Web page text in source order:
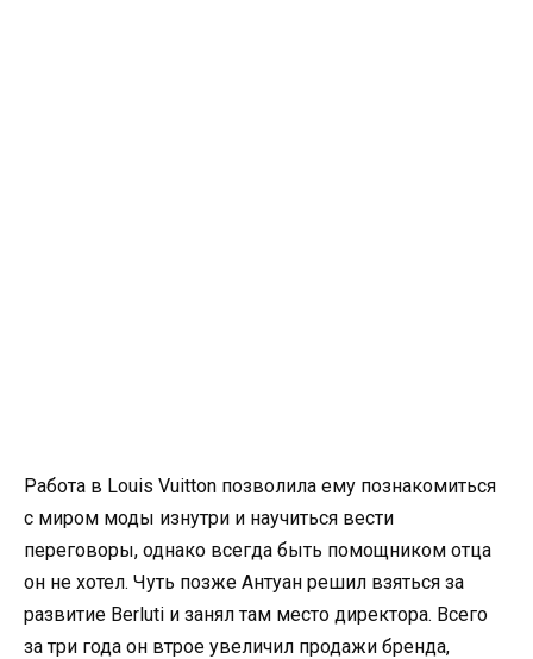
Работа в Louis Vuitton позволила ему познакомиться
с миром моды изнутри и научиться вести
переговоры, однако всегда быть помощником отца
он не хотел. Чуть позже Антуан решил взяться за
развитие Berluti и занял там место директора. Всего
за три года он втрое увеличил продажи бренда,